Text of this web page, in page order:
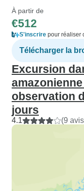
À partir de
€512
S'inscrire pour réaliser
Télécharger la
Excursion
observation
jours
4.1 (9